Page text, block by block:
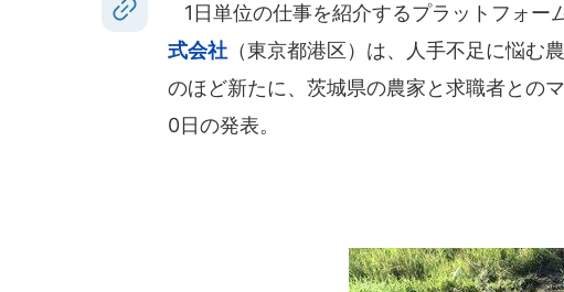
1日単位の仕事を紹介するプラットフォー
式会社 （東京都港区）は、人手不足に悩む
のほど新たに、茨城県の農家と求職者との
0日の発表。